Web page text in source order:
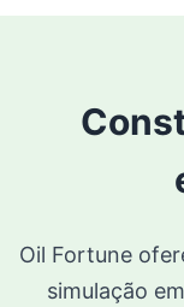
Oil Fortune
simulação